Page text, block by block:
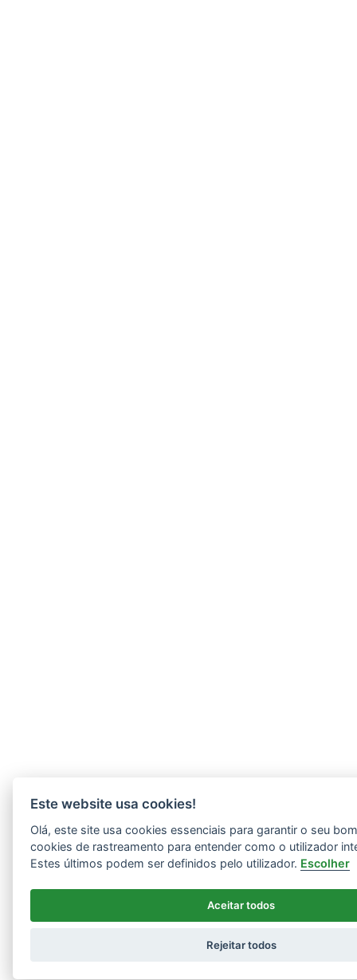
Este website usa cookies!
Olá, este site usa cookies essenciais para garantir o seu
cookies de rastreamento para entender como o utilizador
Estes últimos podem ser definidos pelo utilizador. Escolher
Aceitar todos
Rejeitar todos